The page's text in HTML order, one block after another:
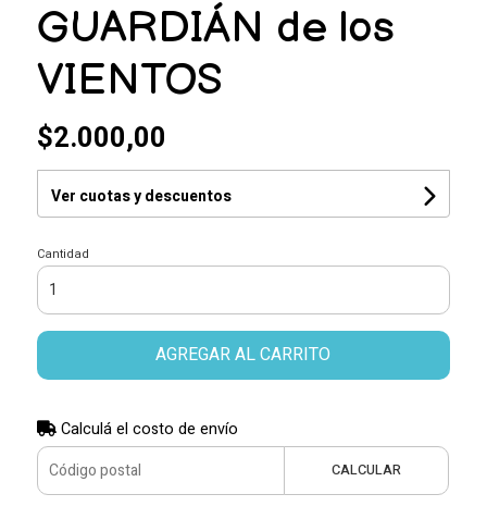
GUARDIÁN de los
VIENTOS
$2.000,00
Ver cuotas y descuentos
Cantidad
AGREGAR AL CARRITO
Calculá el costo de envío
CALCULAR